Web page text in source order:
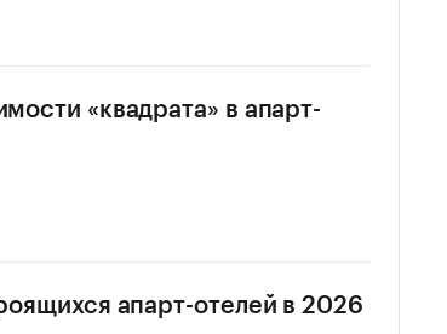
«квадрата» в апарт-
апарт-отелей в 2026